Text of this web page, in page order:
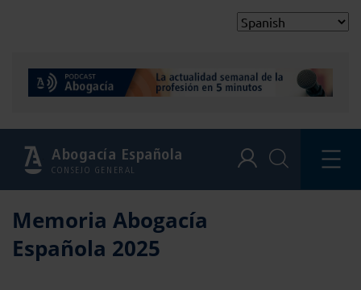
Abogacía Española
CONSEJO GENERAL
Memoria Abogacía
Española 2025